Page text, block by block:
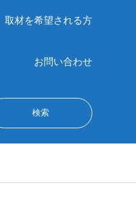
取材を希望される方
お問い合わせ